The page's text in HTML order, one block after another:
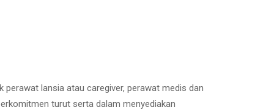
perawat lansia atau caregiver, perawat medis dan
turut serta dalam menyediakan